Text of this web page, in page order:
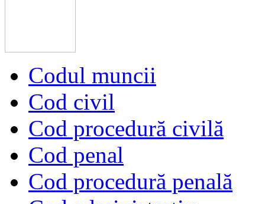
Codul muncii
Cod civil
Cod procedură civilă
Cod penal
Cod procedură penală